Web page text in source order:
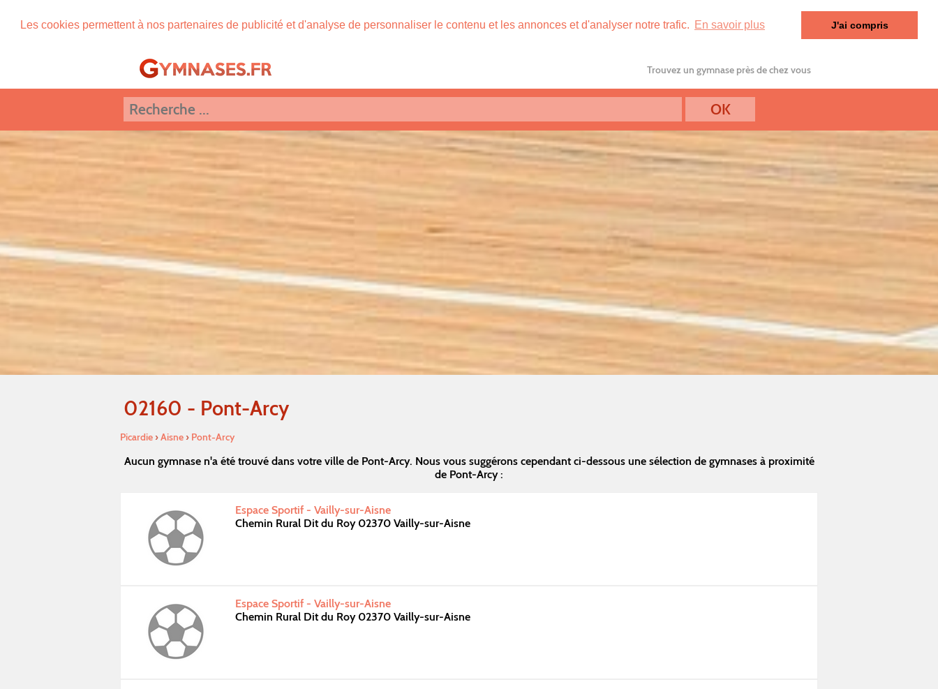
Les cookies permettent à nos partenaires de publicité et d'analyse de personnaliser le contenu et les annonces et d'analyser notre trafic. En savoir plus J'ai compris
Trouvez un gymnase près de chez vous
02160 - Pont-Arcy
Picardie›Aisne› Pont-Arcy
Aucun gymnase n'a été trouvé dans votre ville de Pont-Arcy. Nous vous suggérons cependant ci-dessous une sélection de gymnases à proximité
de Pont-Arcy :
Espace Sportif - Vailly-sur-Aisne
Chemin Rural Dit du Roy 02370 Vailly-sur-Aisne
Espace Sportif - Vailly-sur-Aisne
Chemin Rural Dit du Roy 02370 Vailly-sur-Aisne